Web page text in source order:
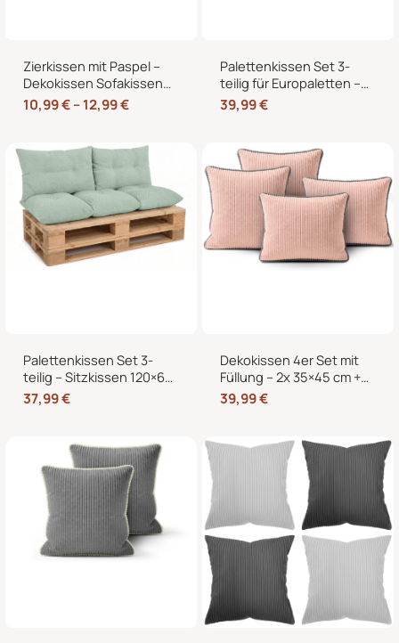
Zierkissen mit Paspel –
Dekokissen Sofakissen
mit Füllung, weicher
Bezug, formstabil,
10,99€–12,99€
Palettenkissen Set 3-
teilig für Europaletten –
Sitzkissen 120×80 cm + 2
Rückenkissen 40×60 cm
39,99€
Palettenkissen Set 3-
teilig – Sitzkissen 120×60
cm + 2 Rückenkissen
60×40 cm für
37,99€
Dekokissen 4er Set mit
Füllung – 2x 35×45 cm +
2x 40×40 cm Zierkissen
für Sofa und Bett
39,99€